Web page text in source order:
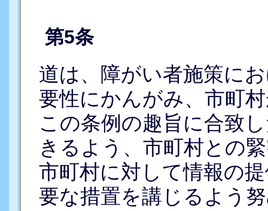
第5条
道は、障がい者施策に
要性にかんがみ、市町
この条例の趣旨に合致
きるよう、市町村との
市町村に対して情報の
要な措置を講じるよう